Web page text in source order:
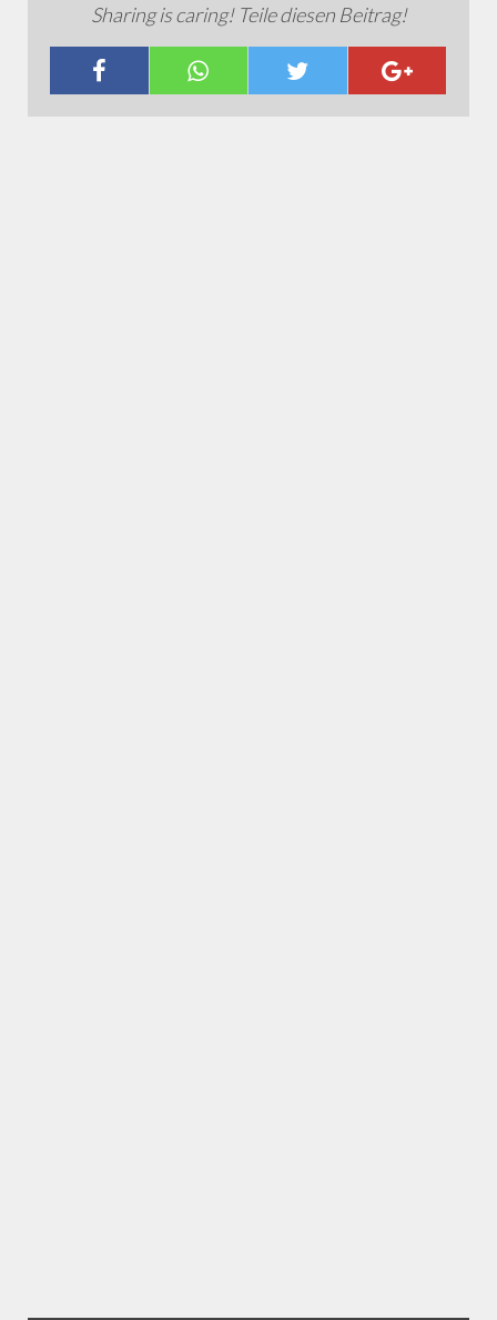
Sharing is caring! Teile diesen Beitrag!